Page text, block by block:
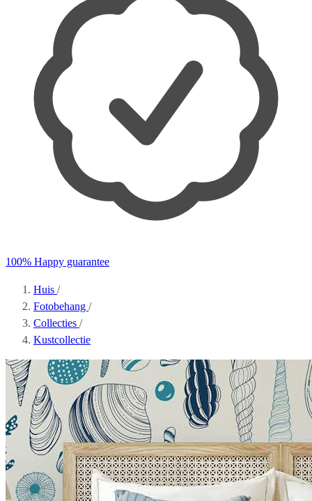
100% Happy guarantee
Huis /
Fotobehang /
Collecties /
Kustcollectie